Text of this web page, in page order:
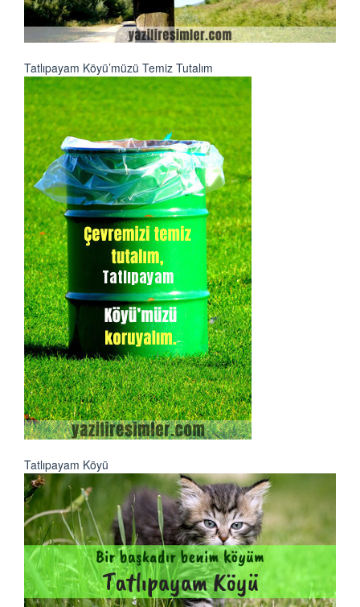
Tatlıpayam Köyü’müzü Temiz Tutalım
Tatlıpayam Köyü